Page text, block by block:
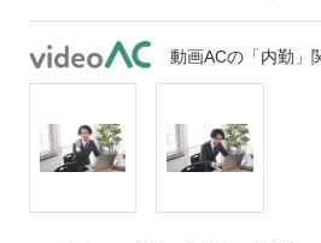
動画ACの「内勤」